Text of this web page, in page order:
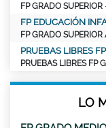
FP GRADO SUPERIOR
FP EDUCACIÓN
FP GRADO SUPERIOR
PRUEBAS LIBRES
PRUEBAS LIBRES FP
LO